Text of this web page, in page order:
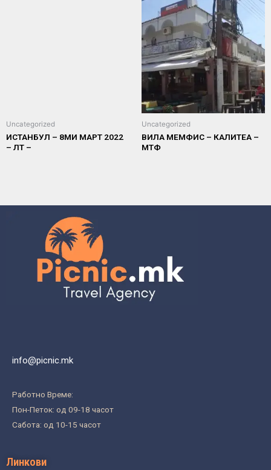
Uncategorized
ИСТАНБУЛ – 8МИ МАРТ 2022
– ЛТ –
Uncategorized
ВИЛА МЕМФИС – КАЛИТЕА –
МТФ
info@picnic.mk
Работно Време:
Пон-Петок: од 09-18 часот
Сабота: од 10-15 часот
Линкови